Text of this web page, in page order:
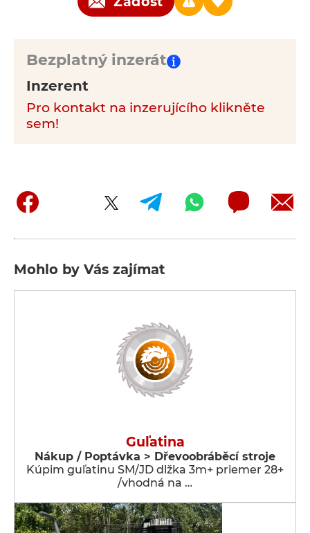
Bezplatný inzerát
Inzerent
Pro kontakt na inzerujícího klikněte
sem!
Mohlo by Vás zajímat
Guľatina
Nákup / Poptávka > Dřevoobráběcí stroje
Kúpim guľatinu SM/JD dlžka 3m+ priemer 28+
/vhodná na …